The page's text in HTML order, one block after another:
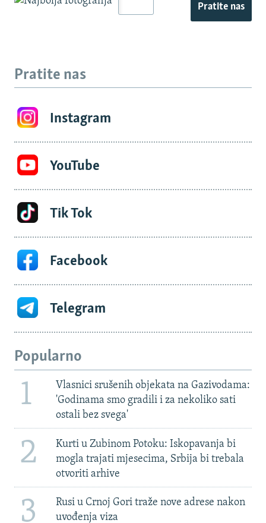
Pratite nas
Pratite nas
Instagram
YouTube
Tik Tok
Facebook
Telegram
Popularno
1
Vlasnici srušenih objekata na Gazivodama:
'Godinama smo gradili i za nekoliko sati
ostali bez svega'
2
Kurti u Zubinom Potoku: Iskopavanja bi
mogla trajati mjesecima, Srbija bi trebala
otvoriti arhive
3
Rusi u Crnoj Gori traže nove adrese nakon
uvođenja viza